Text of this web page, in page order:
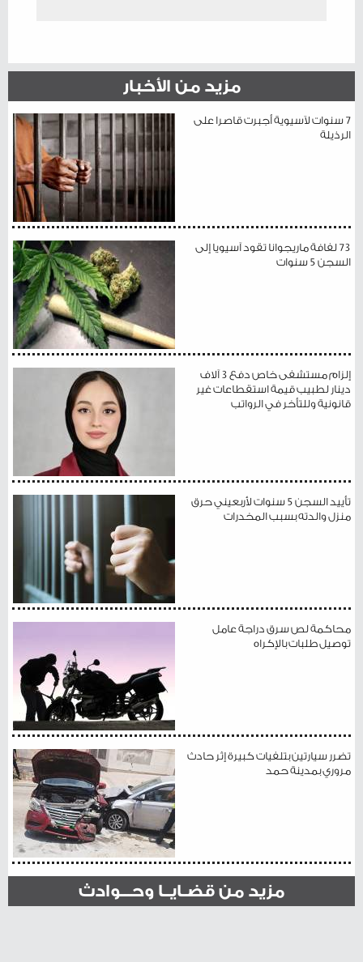
مزيد من الأخبار
7 سنوات لآسيوية أجبرت قاصرا على
الرذيلة
73 لفافة ماريجوانا تقود آسيويا إلى
السجن 5 سنوات
إلزام مستشفى خاص دفع 3 آلاف
دينار لطبيب قيمة استقطاعات غير
قانونية وللتأخر في الرواتب
تأييد السجن 5 سنوات لأربعيني حرق
منزل والدته بسبب المخدرات
محاكمة لص سرق دراجة عامل
توصيل طلبات بالإكراه
تضرر سيارتين بتلفيات كبيرة إثر حادث
مروري بمدينة حمد
مزيد من قضـايــا وحـــوادث